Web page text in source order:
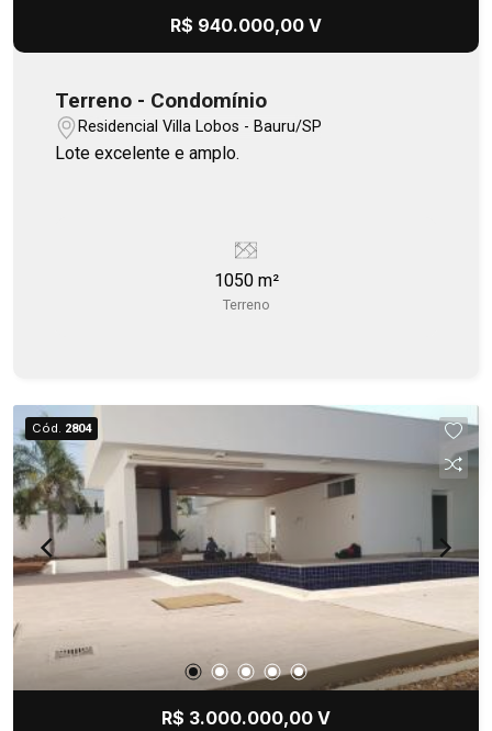
R$ 940.000,00 V
Terreno - Condomínio
Residencial Villa Lobos - Bauru/SP
Lote excelente e amplo.
1050 m²
Terreno
Cód. 2804
R$ 3.000.000,00 V